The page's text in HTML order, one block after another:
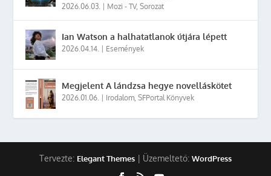
2026.06.03. | Mozi - TV,Sorozat
Ian Watson a halhatatlanok útjára lépett
2026.04.14. | Események
Megjelent A lándzsa hegye novelláskötet
2026.01.06. | Irodalom ,SFPortal Könyvek
Tervezte: Elegant Themes | Üzemeltető: WordPress